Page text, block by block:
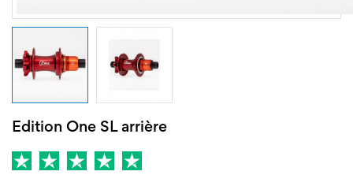
Edition One SL arrière